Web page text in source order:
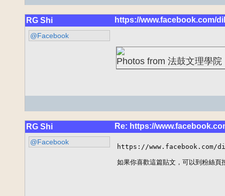
RG Shi https://www.facebook.com/
@Facebook
Photos from 法鼓文理學院
RG Shi Re: https://
@Facebook
https://www.facebook.com/
如果你喜歡這篇貼文，可以到粉絲頁